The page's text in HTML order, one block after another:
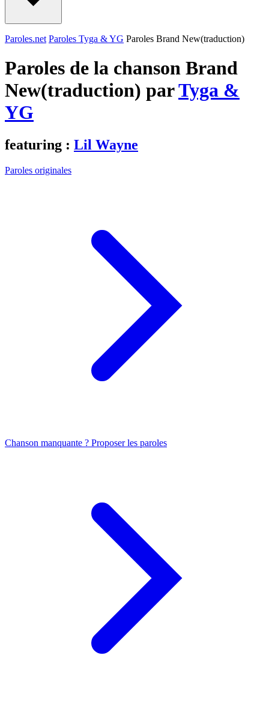
Paroles.net Paroles Tyga & YG Paroles Brand New(traduction)
Paroles de la chanson Brand
New(traduction) parTyga &
YG
featuring : Lil Wayne
Paroles originales
Chanson manquante ? Proposer les paroles